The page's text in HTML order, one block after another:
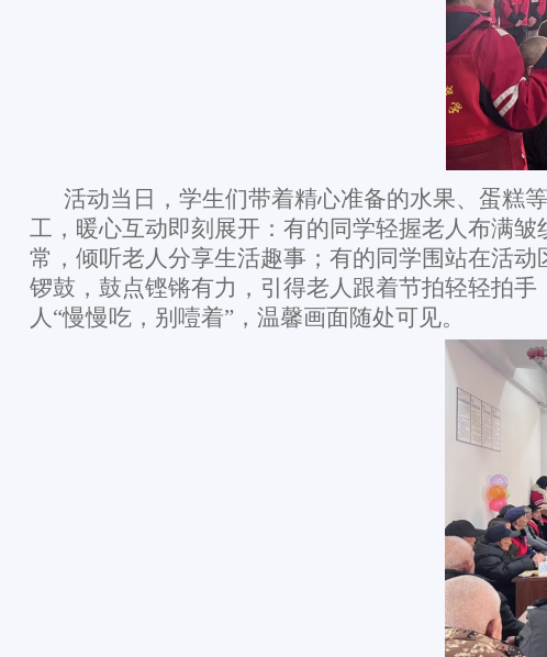
活动当日，学生们带着精心准备的水果、蛋糕
工，暖心互动即刻展开：有的同学轻握老人布满
常，倾听老人分享生活趣事；有的同学围站在活
锣鼓，鼓点铿锵有力，引得老人跟着节拍轻轻拍
人“慢慢吃，别噎着”，温馨画面随处可见。